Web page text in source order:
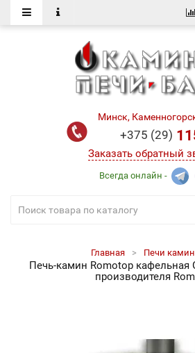
Минск,
+375 (29)
Заказать обратный
Всегда онлайн -
Главная Печи
Печь-камин Romotop кафельная
производителя